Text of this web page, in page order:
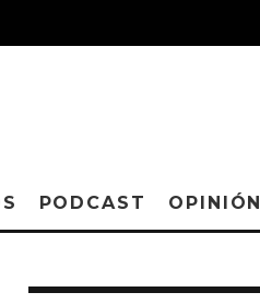
PODCAST OPINIÓN